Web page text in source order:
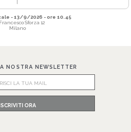
- 13/9/2026 - ore 10.45
Sforza 12
Milano
NOSTRA NEWSLETTER